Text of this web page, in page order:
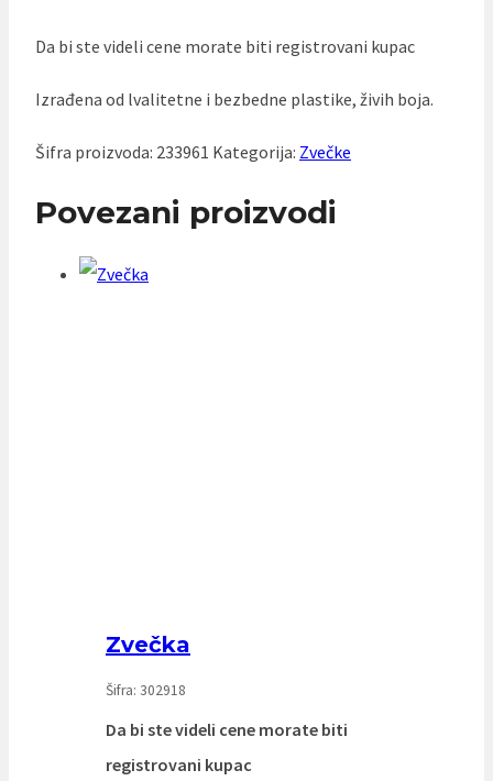
Da bi ste videli cene morate biti registrovani kupac
Izrađena od lvalitetne i bezbedne plastike, živih boja.
Šifra proizvoda: 233961 Kategorija: Zvečke
Povezani proizvodi
Zvečka
Šifra: 302918
Da bi ste videli cene morate biti
registrovani kupac